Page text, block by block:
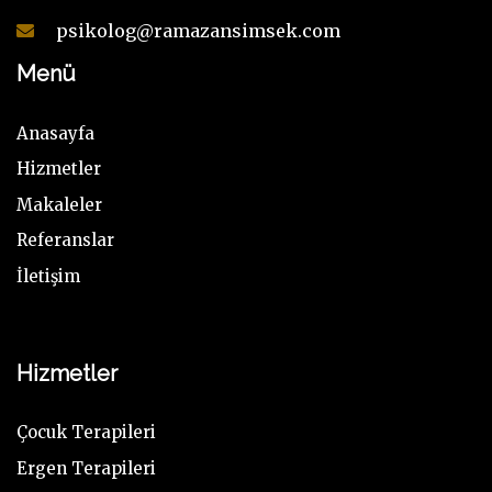
psikolog@ramazansimsek.com
Menü
Anasayfa
Hizmetler
Makaleler
Referanslar
İletişim
Hizmetler
Çocuk Terapileri
Ergen Terapileri